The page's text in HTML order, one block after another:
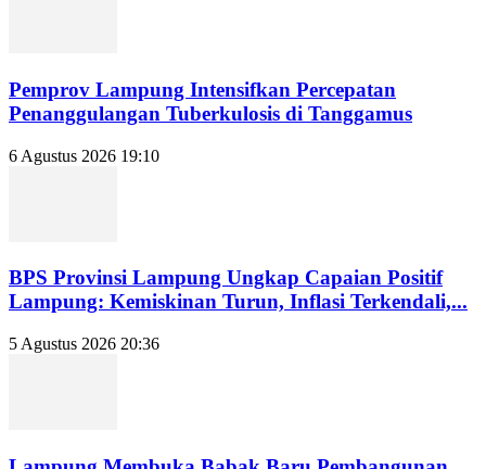
Pemprov Lampung Intensifkan Percepatan
Penanggulangan Tuberkulosis di Tanggamus
6 Agustus 2026 19:10
BPS Provinsi Lampung Ungkap Capaian Positif
Lampung: Kemiskinan Turun, Inflasi Terkendali,...
5 Agustus 2026 20:36